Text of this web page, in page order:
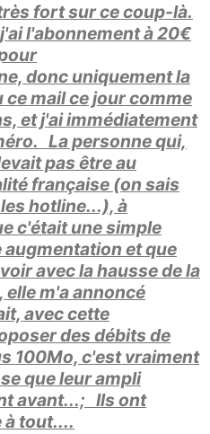
fort sur ce coup-là.
l'abonnement à 20€
donc uniquement la
ce mail ce jour comme
et j'ai immédiatement
La personne qui,
pas être au
française (on sais
hotline...), à
c'était une simple
et que
avec la hausse de la
elle m'a annoncé
avec cette
des débits de
100Mo, c'est vraiment
que leur ampli
avant...; Ils ont
à tout....